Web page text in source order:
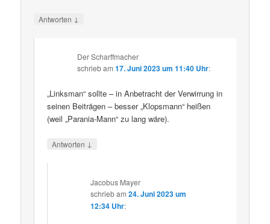
Antworten ↓
Der Scharffmacher
schriebam17. Juni 2023 um 11:40 Uhr:
„Linksman“ sollte – in Anbetracht der Verwirrung in
seinen Beiträgen – besser „Klopsmann“ heißen
(weil „Parania-Mann“ zu lang wäre).
Antworten ↓
Jacobus Mayer
schriebam24. Juni 2023 um
12:34 Uhr: